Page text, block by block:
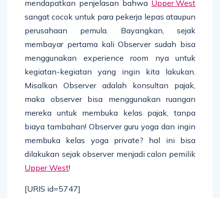
mendapatkan penjelasan bahwa Upper West
sangat cocok untuk para pekerja lepas ataupun
perusahaan pemula. Bayangkan, sejak
membayar pertama kali Observer sudah bisa
menggunakan experience room nya untuk
kegiatan-kegiatan yang ingin kita lakukan.
Misalkan Observer adalah konsultan pajak,
maka observer bisa menggunakan ruangan
mereka untuk membuka kelas pajak, tanpa
biaya tambahan! Observer guru yoga dan ingin
membuka kelas yoga private? hal ini bisa
dilakukan sejak observer menjadi calon pemilik
Upper West!
[URIS id=5747]